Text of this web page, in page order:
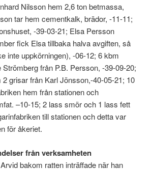
Nilsson hem 2,6 ton betmassa,
tar hem cementkalk, brädor, -11-11;
-39-03-21; Elsa Persson
fick Elsa tillbaka halva avgiften, så
inte uppkörningen), -06-12; 6 kbm
Strömberg från P.B. Persson, -39-09-20;
2 grisar från Karl Jönsson,-40-05-21; 10
hem från stationen och
–10-15; 2 lass smör och 1 lass fett
till stationen och detta var
för åkeriet.
från verksamheten
bakom ratten inträffade när han